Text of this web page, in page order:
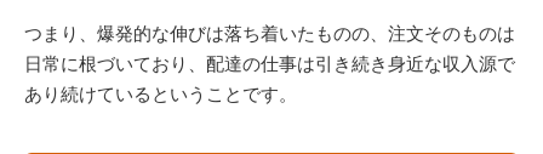
つまり、爆発的な伸びは落ち着いたものの、注文そのものは
日常に根づいており、配達の仕事は引き続き身近な収入源で
あり続けているということです。